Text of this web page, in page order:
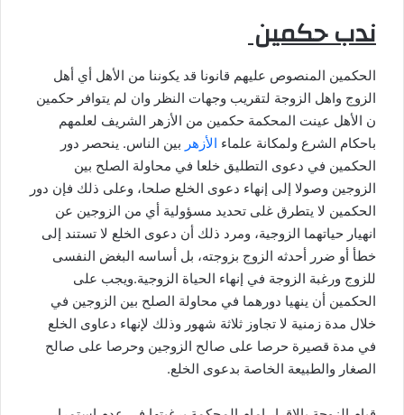
ندب حكمين
الحكمين المنصوص عليهم قانونا قد يكوننا من الأهل أي أهل
الزوج واهل الزوجة لتقريب وجهات النظر وان لم يتوافر حكمين
ن الأهل عينت المحكمة حكمين من الأزهر الشريف لعلمهم
باحكام الشرع ولمكانة علماء الأزهر بين الناس. ينحصر دور
الحكمين في دعوى التطليق خلعا في محاولة الصلح بين
الزوجين وصولا إلى إنهاء دعوى الخلع صلحا، وعلى ذلك فإن دور
الحكمين لا يتطرق غلى تحديد مسؤولية أي من الزوجين عن
انهيار حياتهما الزوجية، ومرد ذلك أن دعوى الخلع لا تستند إلى
خطأ أو ضرر أحدثه الزوج بزوجته، بل أساسه البغض النفسى
للزوج ورغبة الزوجة في إنهاء الحياة الزوجية.ويجب على
الحكمين أن ينهيا دورهما في محاولة الصلح بين الزوجين في
خلال مدة زمنية لا تجاوز ثلاثة شهور وذلك لإنهاء دعاوى الخلع
في مدة قصيرة حرصا على صالح الزوجين وحرصا على صالح
الصغار والطبيعة الخاصة بدعوى الخلع.